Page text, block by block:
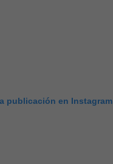
publicación en Instagram